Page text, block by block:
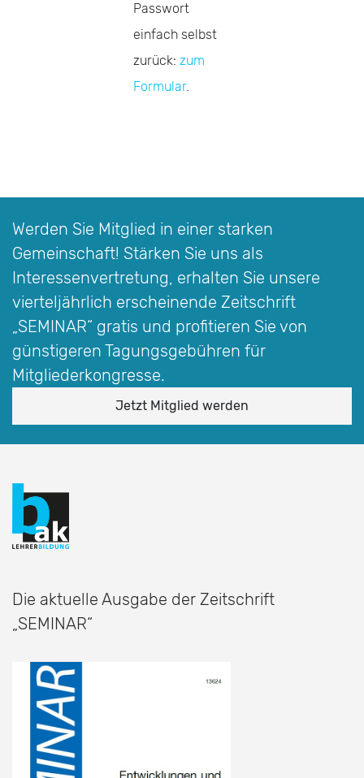
Passwort
einfach selbst
zurück:zum
Formular.
Werden Sie Mitglied in einer starken
Gemeinschaft! Stärken Sie uns als
Interessen­vertretung, erhalten Sie unsere
vierteljährlich erscheinende Zeitschrift
„SEMINAR“ gratis und profitieren Sie von
günstigeren Tagungsgebühren für
Mitgliederkongresse.
Jetzt Mitglied werden
Die aktuelle Ausgabe der Zeitschrift
„SEMINAR“